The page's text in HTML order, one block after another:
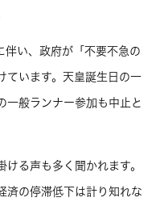
伴い、政府が「不要不急の
ています。天皇誕生日の一
一般ランナー参加も中止と
ける声も多く聞かれます。
済の停滞低下は計り知れな